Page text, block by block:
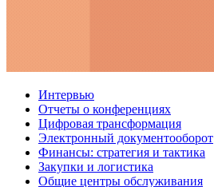
Интервью
Отчеты о конференциях
Цифровая трансформация
Электронный документооборот
Финансы: стратегия и тактика
Закупки и логистика
Общие центры обслуживания